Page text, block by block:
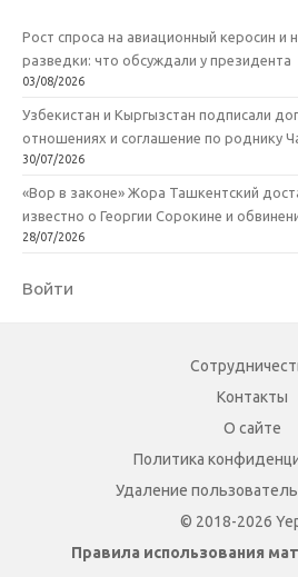
Рост спроса на авиационный керосин и
разведки: что обсуждали у президента
03/08/2026
Узбекистан и Кыргызстан подписали
отношениях и соглашение по роднику
30/07/2026
«Вор в законе» Жора Ташкентский
известно о Георгии Сорокине и
28/07/2026
Войти
Контакты
О сайте
Политика
Удаление
© 2018-2026
Правила использования